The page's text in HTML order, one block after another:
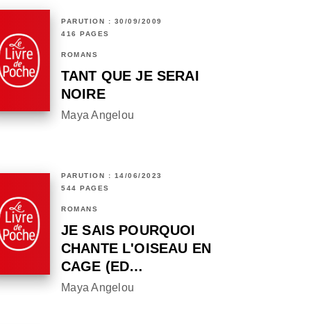
PARUTION : 30/09/2009
416 PAGES
ROMANS
TANT QUE JE SERAI
NOIRE
Maya Angelou
PARUTION : 14/06/2023
544 PAGES
ROMANS
JE SAIS POURQUOI
CHANTE L'OISEAU EN
CAGE (ED…
Maya Angelou